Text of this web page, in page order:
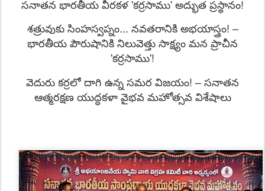
సనాతన భారతీయ వీరకళ 'కర్రసాము' అద్భుత ప్రస్థానం!
శత్రువుకు సింహస్వప్నం... నవతరానికి అభయాస్త్రం! –
భారతీయ పౌరుషానికి నిలువెత్తు సాక్ష్యం మన ప్రాచీన
'కర్రసాము'!
వెదురు కర్రలో దాగి ఉన్న సమర విజయం! – సనాతన
ఆత్మరక్షణ యుద్ధకళా వైభవ మహోత్సవ విశేషాలు